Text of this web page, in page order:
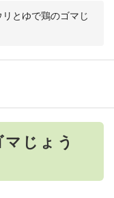
リとゆで鶏のゴマじ
じょう